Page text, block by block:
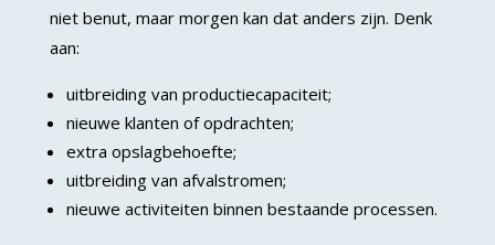
niet benut, maar morgen kan dat anders zijn. Denk
aan:
uitbreiding van productiecapaciteit;
nieuwe klanten of opdrachten;
extra opslagbehoefte;
uitbreiding van afvalstromen;
nieuwe activiteiten binnen bestaande processen.